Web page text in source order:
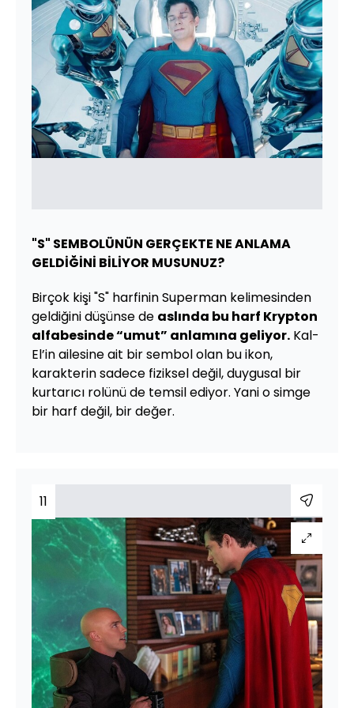
"S" SEMBOLÜNÜN GERÇEKTE NE ANLAMA
GELDİĞİNİ BİLİYOR MUSUNUZ?
Birçok kişi "S" harfinin Superman kelimesinden
geldiğini düşünse de aslında bu harf Krypton
alfabesinde “umut” anlamına geliyor. Kal-
El’in ailesine ait bir sembol olan bu ikon,
karakterin sadece fiziksel değil, duygusal bir
kurtarıcı rolünü de temsil ediyor. Yani o simge
bir harf değil, bir değer.
11